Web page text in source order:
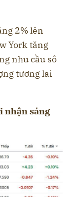
2% lên
York tăng
nhu cầu sô
tương lai
nhận sáng